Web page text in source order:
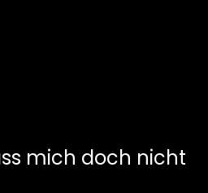
mich doch nicht